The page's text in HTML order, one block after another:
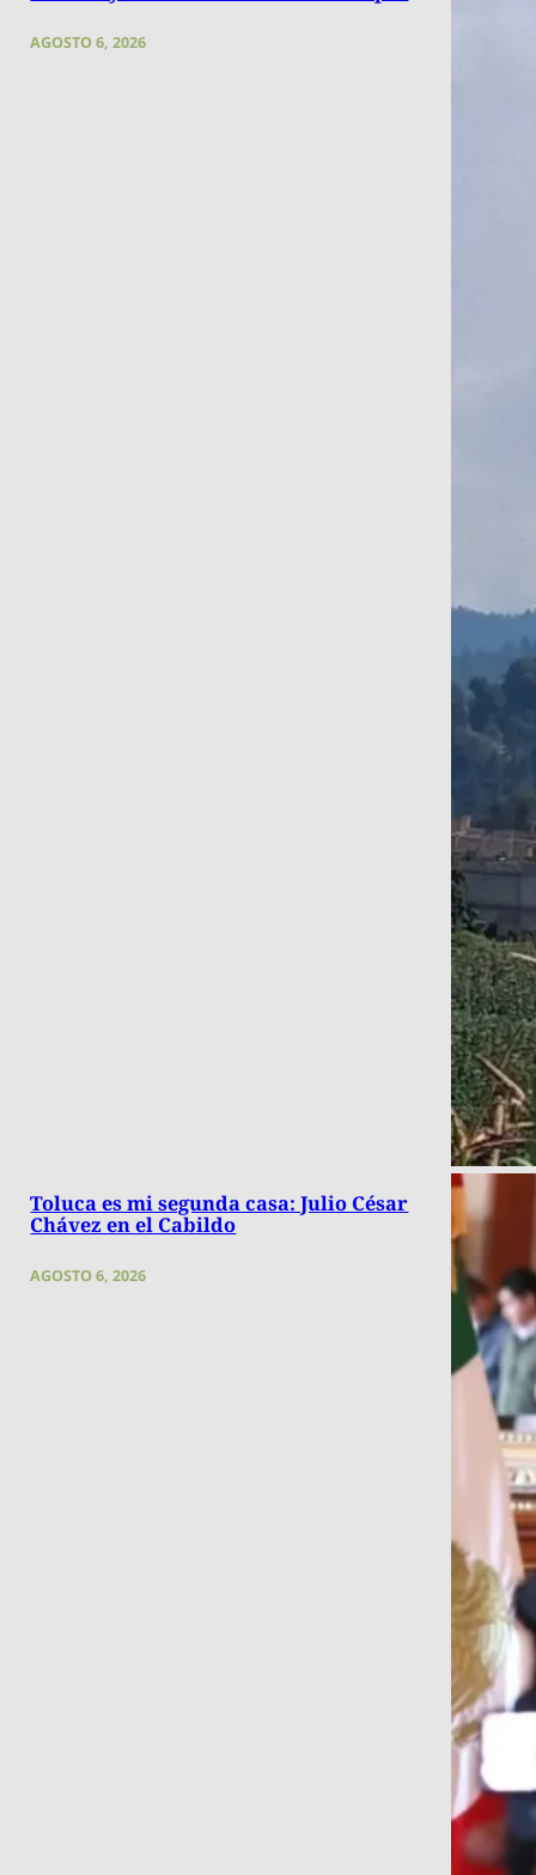
AGOSTO 6, 2026
Toluca es mi segunda casa: Julio César
Chávez en el Cabildo
AGOSTO 6, 2026